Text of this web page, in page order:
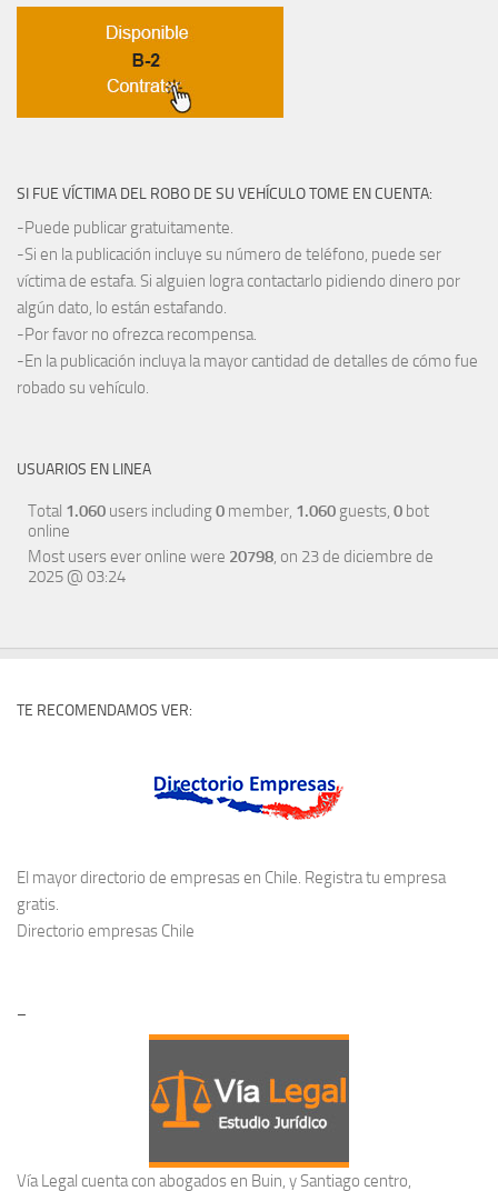
SI FUE VÍCTIMA DEL ROBO DE SU VEHÍCULO TOME EN CUENTA:
-Puede publicar gratuitamente.
-Si en la publicación incluye su número de teléfono, puede ser
víctima de estafa. Si alguien logra contactarlo pidiendo dinero por
algún dato, lo están estafando.
-Por favor no ofrezca recompensa.
-En la publicación incluya la mayor cantidad de detalles de cómo fue
robado su vehículo.
USUARIOS EN LINEA
Total 1.060 users including0 member, 1.060 guests, 0 bot
online
Most users ever online were 20798, on 23 de diciembre de
2025 @ 03:24
TE RECOMENDAMOS VER:
El mayor directorio de empresas en Chile. Registra tu empresa
gratis.
Directorio empresas Chile
–
Vía Legal cuenta con abogados en Buin, y Santiago centro,